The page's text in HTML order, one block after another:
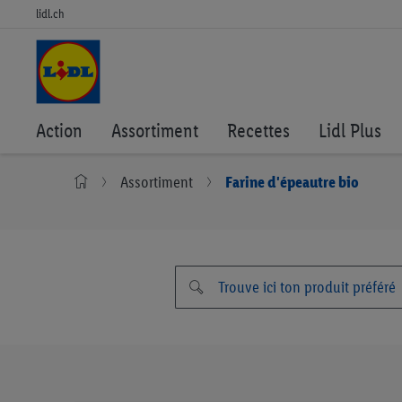
lidl.ch
Action Assortiment Recettes Lidl Plus
Assortiment Farine d'épeautre bio